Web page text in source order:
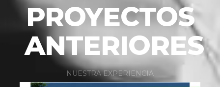
PROYECTOS
ANTERIORES
NUESTRA EXPERIENCIA